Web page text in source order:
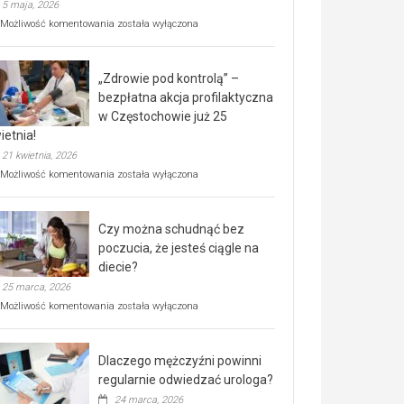
5 maja, 2026
Możliwość komentowania Rusza
rehabilitacji
dla
seniorów!
została wyłączona
„Zdrowie pod kontrolą” –
bezpłatna akcja profilaktyczna
w Częstochowie już 25
21 kwietnia, 2026
Możliwość komentowania „Zdrowie
bezpłatna
akcja
profilaktyczna
w
już
kwietnia!
została wyłączona
Czy można schudnąć bez
poczucia, że jesteś ciągle na
diecie?
25 marca, 2026
Możliwość komentowania Czy
poczucia,
że
została wyłączona
Dlaczego mężczyźni powinni
regularnie odwiedzać urologa?
24 marca, 2026